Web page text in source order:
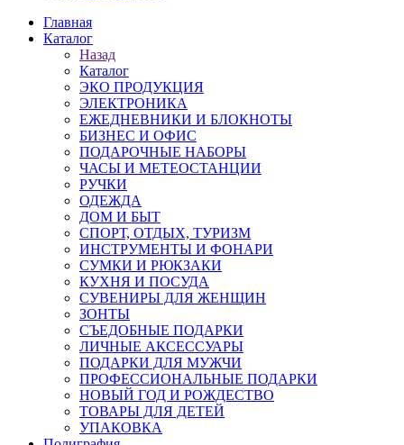
Главная
Каталог
Назад
Каталог
ЭКО ПРОДУКЦИЯ
ЭЛЕКТРОНИКА
ЕЖЕДНЕВНИКИ И БЛОКНОТЫ
БИЗНЕС И ОФИС
ПОДАРОЧНЫЕ НАБОРЫ
ЧАСЫ И МЕТЕОСТАНЦИИ
РУЧКИ
ОДЕЖДА
ДОМ И БЫТ
СПОРТ, ОТДЫХ, ТУРИЗМ
ИНСТРУМЕНТЫ И ФОНАРИ
СУМКИ И РЮКЗАКИ
КУХНЯ И ПОСУДА
СУВЕНИРЫ ДЛЯ ЖЕНЩИН
ЗОНТЫ
СЪЕДОБНЫЕ ПОДАРКИ
ЛИЧНЫЕ АКСЕССУАРЫ
ПОДАРКИ ДЛЯ МУЖЧИ
ПРОФЕССИОНАЛЬНЫЕ ПОДАРКИ
НОВЫЙ ГОД И РОЖДЕСТВО
ТОВАРЫ ДЛЯ ДЕТЕЙ
УПАКОВКА